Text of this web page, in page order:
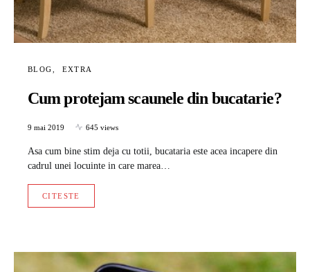
BLOG EXTRA
Cum protejam scaunele din bucatarie?
9 mai 2019 645 views
Asa cum bine stim deja cu totii, bucataria este acea incapere din
cadrul unei locuinte in care marea…
CITESTE